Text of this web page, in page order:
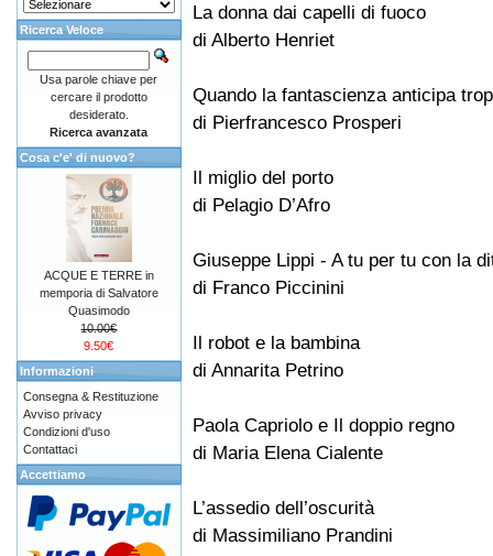
La donna dai capelli di fuoco
di Alberto Henriet
Quando la fantascienza anticipa
di Pierfrancesco Prosperi
Il miglio del porto
di Pelagio D’Afro
Giuseppe Lippi - A tu per tu con la
di Franco Piccinini
Il robot e la bambina
di Annarita Petrino
Paola Capriolo e Il doppio regno
di Maria Elena Cialente
L’assedio dell’oscurità
di Massimiliano Prandini
Ricerca Veloce
Usa parole chiave per
cercare il prodotto
desiderato.
Ricerca avanzata
Cosa c'e' di nuovo?
ACQUE E TERRE in
memporia di Salvatore
Quasimodo
10.00€
9.50€
Informazioni
Consegna & Restituzione
Avviso privacy
Condizioni d'uso
Contattaci
Accettiamo